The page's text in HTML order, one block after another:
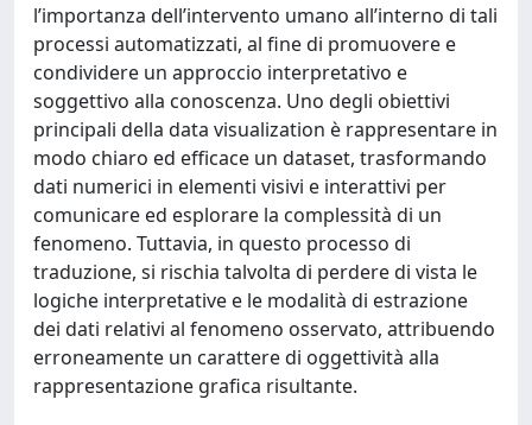
l’importanza dell’intervento umano all’interno di tali
processi automatizzati, al fine di promuovere e
condividere un approccio interpretativo e
soggettivo alla conoscenza. Uno degli obiettivi
principali della data visualization è rappresentare in
modo chiaro ed efficace un dataset, trasformando
dati numerici in elementi visivi e interattivi per
comunicare ed esplorare la complessità di un
fenomeno. Tuttavia, in questo processo di
traduzione, si rischia talvolta di perdere di vista le
logiche interpretative e le modalità di estrazione
dei dati relativi al fenomeno osservato, attribuendo
erroneamente un carattere di oggettività alla
rappresentazione grafica risultante.